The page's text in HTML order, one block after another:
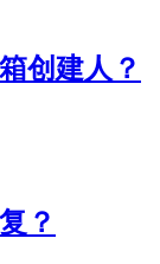
创建人？
？